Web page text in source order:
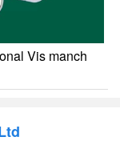
Vis manch